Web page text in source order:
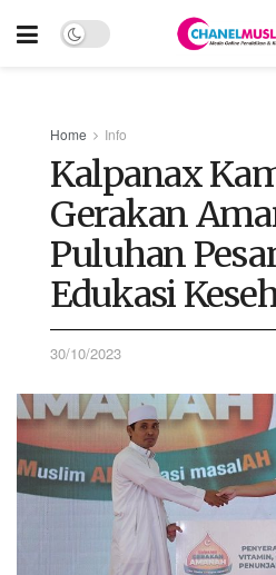
Home Info
Kalpanax
Gerakan
Puluhan
Edukasi
30/10/2023